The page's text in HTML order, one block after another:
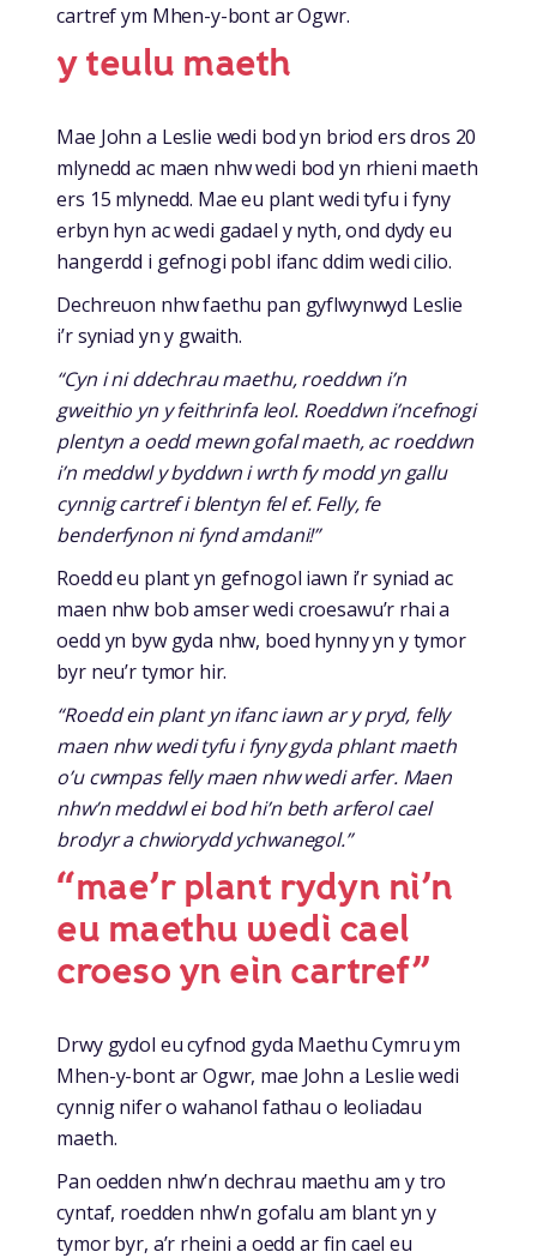
cartref ym Mhen-y-bont ar Ogwr.
y teulu maeth
Mae John a Leslie wedi bod yn briod ers dros 20
mlynedd ac maen nhw wedi bod yn rhieni maeth
ers 15 mlynedd. Mae eu plant wedi tyfu i fyny
erbyn hyn ac wedi gadael y nyth, ond dydy eu
hangerdd i gefnogi pobl ifanc ddim wedi cilio.
Dechreuon nhw faethu pan gyflwynwyd Leslie
i’r syniad yn y gwaith.
“Cyn i ni ddechrau maethu, roeddwn i’n
gweithio yn y feithrinfa leol. Roeddwn i’ncefnogi
plentyn a oedd mewn gofal maeth, ac roeddwn
i’n meddwl y byddwn i wrth fy modd yn gallu
cynnig cartref i blentyn fel ef. Felly, fe
benderfynon ni fynd amdani!”
Roedd eu plant yn gefnogol iawn i’r syniad ac
maen nhw bob amser wedi croesawu’r rhai a
oedd yn byw gyda nhw, boed hynny yn y tymor
byr neu’r tymor hir.
“Roedd ein plant yn ifanc iawn ar y pryd, felly
maen nhw wedi tyfu i fyny gyda phlant maeth
o’u cwmpas felly maen nhw wedi arfer. Maen
nhw’n meddwl ei bod hi’n beth arferol cael
brodyr a chwiorydd ychwanegol.”
“mae’r plant rydyn ni’n
eu maethu wedi cael
croeso yn ein cartref”
Drwy gydol eu cyfnod gyda Maethu Cymru ym
Mhen-y-bont ar Ogwr, mae John a Leslie wedi
cynnig nifer o wahanol fathau o leoliadau
maeth.
Pan oedden nhw’n dechrau maethu am y tro
cyntaf, roedden nhw’n gofalu am blant yn y
tymor byr, a’r rheini a oedd ar fin cael eu